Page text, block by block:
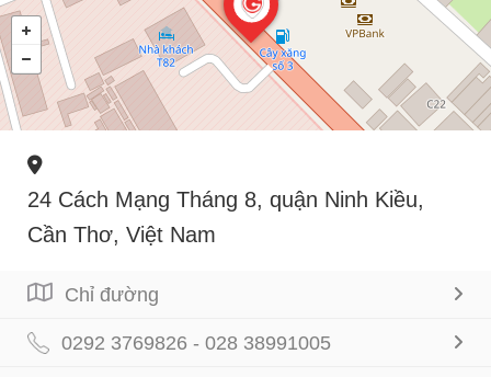
24 Cách Mạng Tháng 8, quận Ninh Kiều,
Cần Thơ, Việt Nam
Chỉ đường
0292 3769826 - 028 38991005